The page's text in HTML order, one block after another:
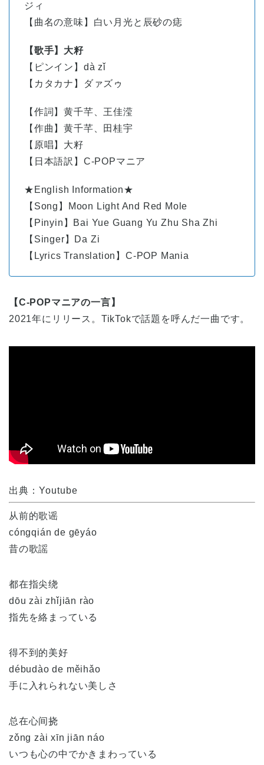
ジィ
【曲名の意味】白い月光と辰砂の痣
【歌手】大籽
【ピンイン】 dà zǐ
【カタカナ】ダァズゥ
【作詞】黄千芊、王佳滢
【作曲】黄千芊、田桂宇
【原唱】大籽
【日本語訳】C-POPマニア
★English Information★
【Song】Moon Light And Red Mole
【Pinyin】Bai Yue Guang Yu Zhu Sha Zhi
【Singer】Da Zi
【Lyrics Translation】C-POP Mania
【C-POPマニアの一言】
2021年にリリース。TikTokで話題を呼んだ一曲です。
出典：Youtube
从前的歌谣
cóngqián de gēyáo
昔の歌謡
都在指尖绕
dōu zài zhǐjiān rào
指先を絡まっている
得不到的美好
débudào de měihǎo
手に入れられない美しさ
总在心间挠
zǒng zài xīn jiān náo
いつも心の中でかきまわっている